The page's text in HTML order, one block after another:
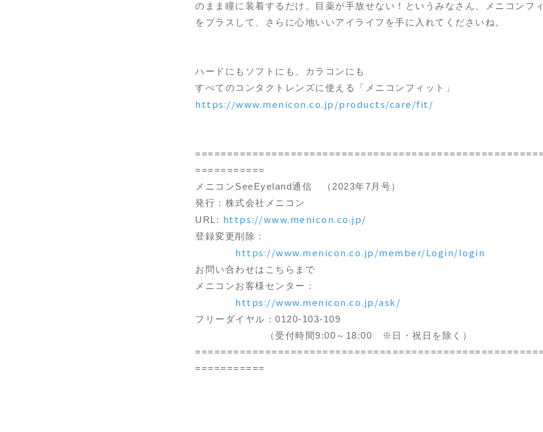
のまま瞳に装着するだけ。目薬が手放せない！というみなさん、メニコンフ
をプラスして、さらに心地いいアイライフを手に入れてくださいね。
ハードにもソフトにも、カラコンにも
すべてのコンタクトレンズに使える「メニコンフィット」
https://www.menicon.co.jp/products/care/fit/
===========
メニコンSeeEyeland通信 （2023年7月号）
発行：株式会社メニコン
URL: https://www.menicon.co.jp/
登録変更削除：
https://www.menicon.co.jp/member/Login/login
お問い合わせはこちらまで
メニコンお客様センター：
https://www.menicon.co.jp/ask/
フリーダイヤル：0120-103-109
（受付時間9:00～18:00 ※日・祝日を除く）
===========